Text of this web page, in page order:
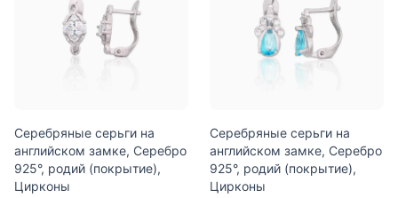
Серебряные серьги на
английском замке, Серебро
925°, родий (покрытие),
Цирконы
Серебряные серьги на
английском замке, Серебро
925°, родий (покрытие),
Цирконы